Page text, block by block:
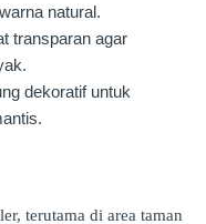
natural.
transparan agar
dekoratif untuk
terutama di area taman